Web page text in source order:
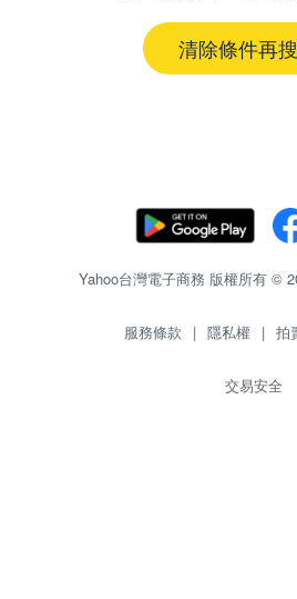
清除條件再
Yahoo台灣電子商務 版權所有 ©
服務條款 | 隱私權 | 拍
交易安全